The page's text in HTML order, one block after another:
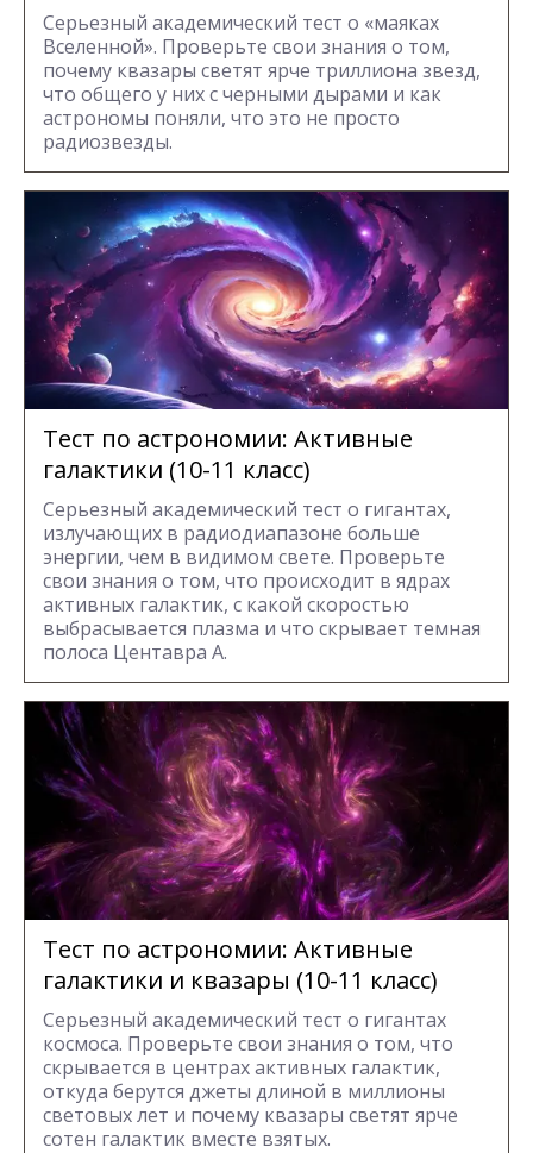
Серьезный академический тест о «маяках
Вселенной». Проверьте свои знания о том,
почему квазары светят ярче триллиона звезд,
что общего у них с черными дырами и как
астрономы поняли, что это не просто
радиозвезды.
Тест по астрономии: Активные
галактики (10-11 класс)
Серьезный академический тест о гигантах,
излучающих в радиодиапазоне больше
энергии, чем в видимом свете. Проверьте
свои знания о том, что происходит в ядрах
активных галактик, с какой скоростью
выбрасывается плазма и что скрывает темная
полоса Центавра А.
Тест по астрономии: Активные
галактики и квазары (10-11 класс)
Серьезный академический тест о гигантах
космоса. Проверьте свои знания о том, что
скрывается в центрах активных галактик,
откуда берутся джеты длиной в миллионы
световых лет и почему квазары светят ярче
сотен галактик вместе взятых.